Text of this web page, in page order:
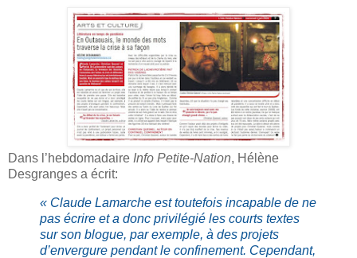
Dans l’hebdomadaire Info Petite-Nation, Hélène
Desgranges a écrit:
« Claude Lamarche est toutefois incapable de ne
pas écrire et a donc privilégié les courts textes
sur son blogue, par exemple, à des projets
d’envergure pendant le confinement. Cependant,